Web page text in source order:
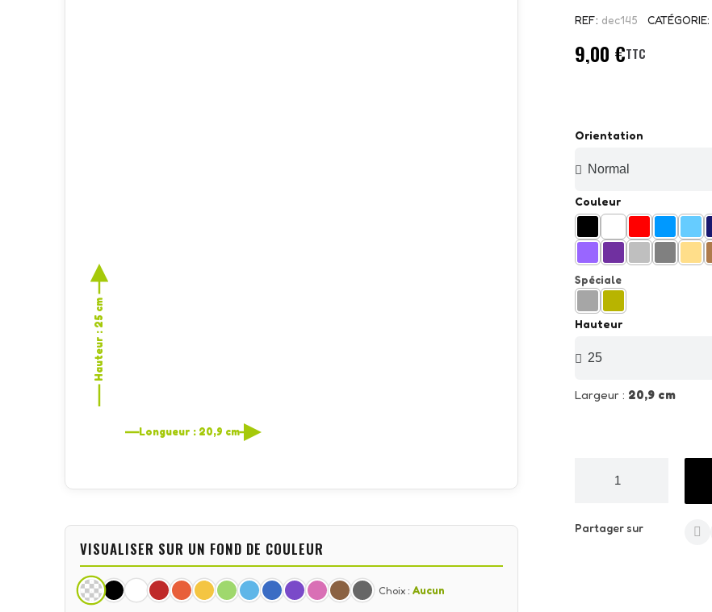
Hauteur : 25 cm
Longueur : 20,9 cm
VISUALISER SUR UN FOND DE COULEUR
Choix : Aucun
REF dec145 CATÉGORIE
9,00 €TTC
Orientation
Couleur
Spéciale
Hauteur
Largeur : 20,9 cm
Partager sur